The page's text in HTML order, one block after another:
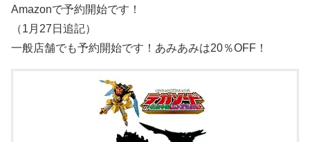
Amazonで予約開始です！
（1月27日追記）
一般店舗でも予約開始です！あみあみは20％OFF！